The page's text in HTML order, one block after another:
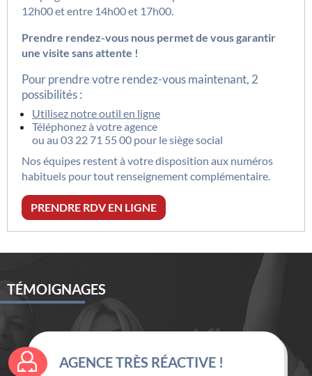
12h00 et entre 14h00 et 17h00.
Prendre rendez-vous nous permet de vous garantir
une visite sans attente !
Pour prendre votre rendez-vous maintenant, 2
possibilités :
Utilisez notre outil en ligne
Téléphonez à votre agence
ou au 03 22 71 55 00 pour le siège social
Nos équipes restent à votre disposition aux numéros
habituels pour tout renseignement complémentaire.
PRENDRE RDV EN LIGNE
TÉMOIGNAGES
AGENCE TRÈS RÉACTIVE !